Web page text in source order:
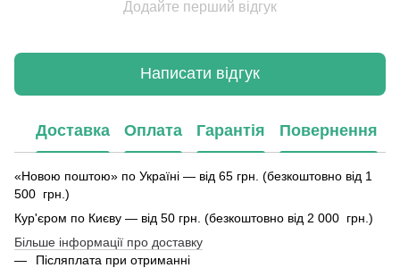
Додайте перший відгук
Написати відгук
Доставка Оплата Гарантія Повернення
«Новою поштою» по Україні — від 65 грн. (безкоштовно від 1
500 грн.)
Кур'єром по Києву — від 50 грн. (безкоштовно від 2 000 грн.)
Більше інформації про доставку
Післяплата при отриманні